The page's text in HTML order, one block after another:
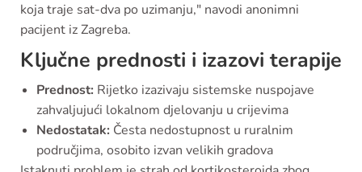
koja traje sat-dva po uzimanju," navodi anonimni
pacijent iz Zagreba.
Ključne prednosti i izazovi terapije
Prednost: Rijetko izazivaju sistemske nuspojave
zahvaljujući lokalnom djelovanju u crijevima
Nedostatak: Česta nedostupnost u ruralnim
područjima, osobito izvan velikih gradova